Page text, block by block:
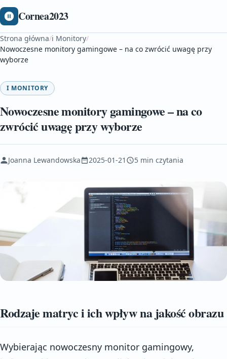
Cornea2023
Strona główna/i Monitory/
Nowoczesne monitory gamingowe – na co zwrócić uwagę przy
wyborze
I MONITORY
Nowoczesne monitory gamingowe – na co
zwrócić uwagę przy wyborze
Joanna Lewandowska 2025-01-21 5 min czytania
Rodzaje matryc i ich wpływ na jakość obrazu
Wybierając nowoczesny monitor gamingowy,